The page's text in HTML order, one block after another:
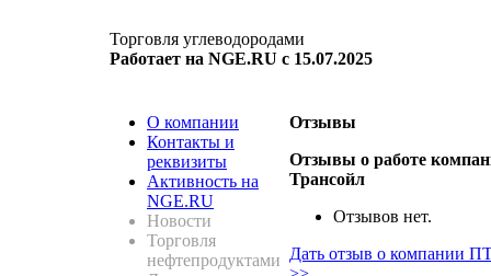
Торговля углеводородами
Работает на NGE.RU с 15.07.2025
О компании
Контакты и
реквизиты
Активность на
NGE.RU
Новости
Торговля
нефтепродуктами
Отзывы
Отзывы о работе
Трансойл
Отзывов нет.
Дать отзыв о компании